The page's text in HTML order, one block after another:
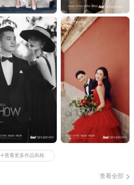
+查看更多作品风格
查看全部